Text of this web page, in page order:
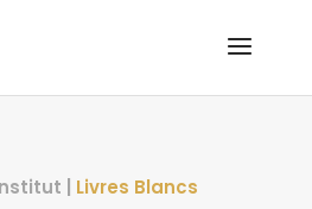
| Livres Blancs